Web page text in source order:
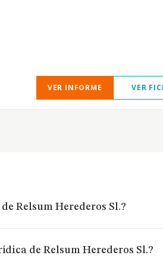
VER INFORME VER
Relsum Herederos Sl.?
de Relsum Herederos Sl.?